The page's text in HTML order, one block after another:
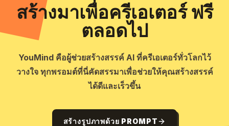
สร้างมาเพื่อครีเอเตอร์ ฟรี
ตลอดไป
YouMind คือผู้ช่วยสร้างสรรค์ AI ที่ครีเอเตอร์ทั่วโลกไว้
วางใจ ทุกพรอมต์ที่นี่คัดสรรมาเพื่อช่วยให้คุณสร้างสรรค์
ได้ดีและเร็วขึ้น
สร้างรูปภาพด้วย PROMPT